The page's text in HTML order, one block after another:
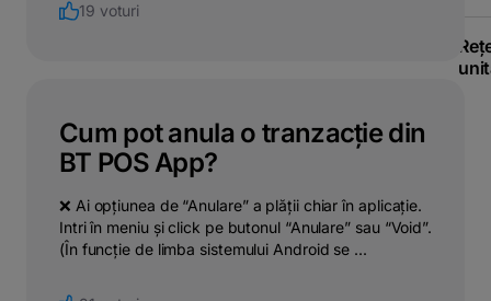
19 voturi
Cum pot anula o tranzacție din
BT POS App?
❌ Ai opțiunea de “Anulare” a plății chiar în aplicație.
Intri în meniu și click pe butonul “Anulare” sau “Void”.
(În funcție de limba sistemului Android se ...